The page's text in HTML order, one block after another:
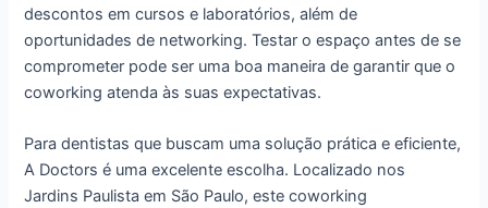
descontos em cursos e laboratórios, além de
oportunidades de networking. Testar o espaço antes de se
comprometer pode ser uma boa maneira de garantir que o
coworking atenda às suas expectativas.
Para dentistas que buscam uma solução prática e eficiente,
A Doctors é uma excelente escolha. Localizado nos
Jardins Paulista em São Paulo, este coworking